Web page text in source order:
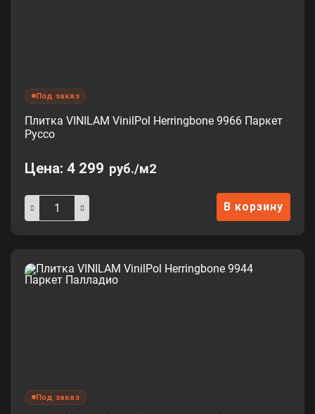
Под заказ
Плитка VINILAM VinilPol Herringbone 9966 Паркет
Руссо
Цена: 4 299 руб./м2
В корзину
Под заказ